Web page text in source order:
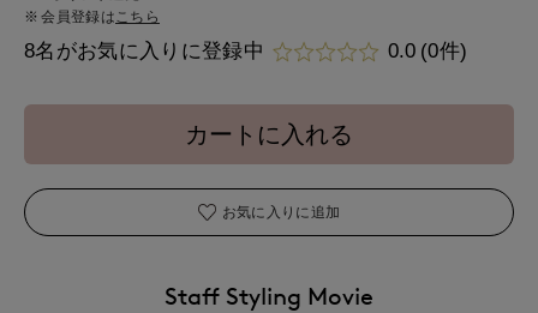
会員登録は こちら
8名がお気に入りに登録中 0.0 (0件)
カートに入れる
お気に入りに追加
Staff Styling Movie